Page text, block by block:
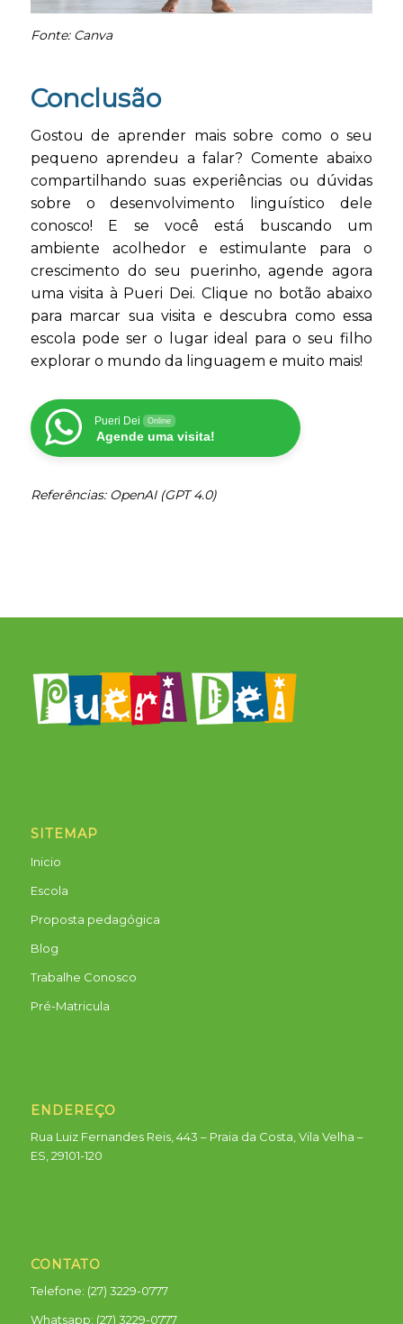
Fonte: Canva
Conclusão
Gostou de aprender mais sobre como o seu
pequeno aprendeu a falar? Comente abaixo
compartilhando suas experiências ou dúvidas
sobre o desenvolvimento linguístico dele
conosco! E se você está buscando um
ambiente acolhedor e estimulante para o
crescimento do seu puerinho, agende agora
uma visita à Pueri Dei. Clique no botão abaixo
para marcar sua visita e descubra como essa
escola pode ser o lugar ideal para o seu filho
explorar o mundo da linguagem e muito mais!
Pueri Dei Online
Agende uma visita!
Referências: OpenAI (GPT 4.0)
SITEMAP
Inicio
Escola
Proposta pedagógica
Blog
Trabalhe Conosco
Pré-Matricula
ENDEREÇO
Rua Luiz Fernandes Reis, 443 – Praia da Costa, Vila Velha –
ES, 29101-120
CONTATO
Telefone: (27) 3229-0777
Whatsapp: (27) 3229-0777